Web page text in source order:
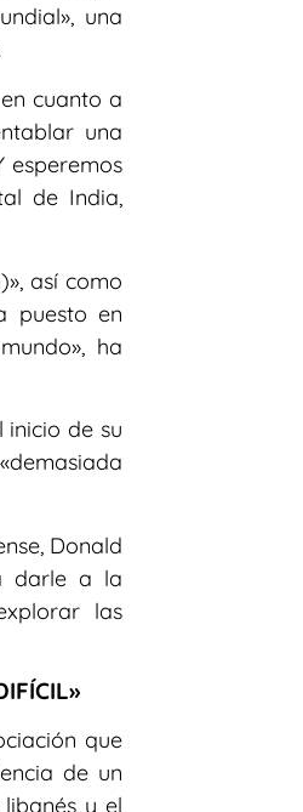
una
cuanto a
una
esperemos
de India,
así como
puesto en
ha
inicio de su
Donald
darle a la
las
que
de un
y el